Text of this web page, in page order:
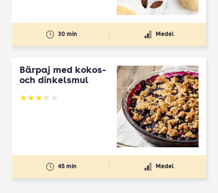
30 min Medel
Bärpaj med kokos-
och dinkelsmul
Betyg: 3.33 av 5
45 min Medel